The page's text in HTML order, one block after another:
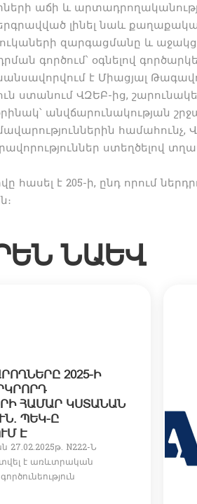
աճի և
լինել նաև
զարգացմանը և
գործում՝ օգնելով
է Միացյալ
ստանում ՎԶԵԲ-ից,
անվճարունակության
համահունչ,
ստեղծելով
է 205-ի, ընդ որում
ՆԱԵՎ
2025-Ի
Ե
ՀԱՄԱՐ ԿՍՏԱՆԱՆ Ա
ՊԵԿ-Ը Մ
Է
N222-Ն
է առևտրական